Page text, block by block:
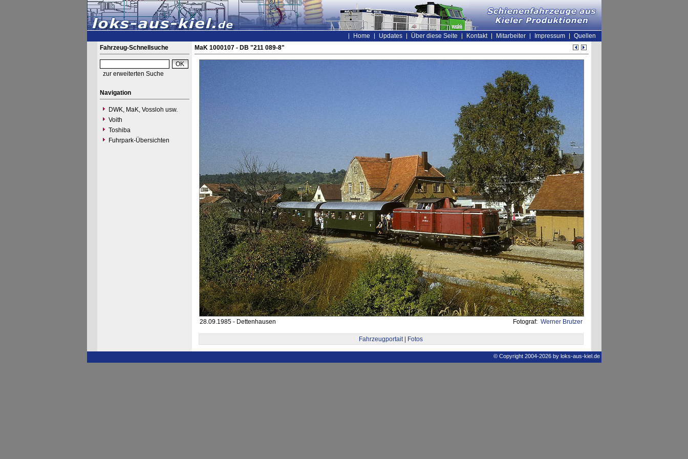
Home Updates Über diese Seite Kontakt Mitarbeiter Impressum
Quellen
Fahrzeug-Schnellsuche
zur erweiterten Suche
Navigation
DWK, MaK, Vossloh usw.
Voith
Toshiba
Fuhrpark-Übersichten
MaK 1000107 - DB "211 089-8"
28.09.1985 - Dettenhausen Fotograf: Werner Brutzer
Fahrzeugportait | Fotos
© Copyright 2004-2026 by loks-aus-kiel.de